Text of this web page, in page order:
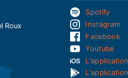
Roux
Spotify
Instagram
Facebook
Youtube